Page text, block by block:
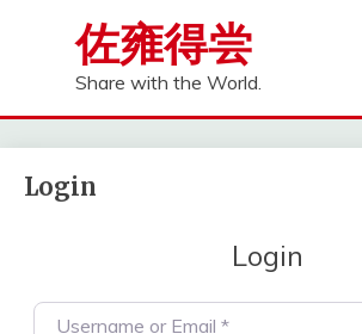
佐雍得尝
Share with the World.
Login
Login
Username or Email